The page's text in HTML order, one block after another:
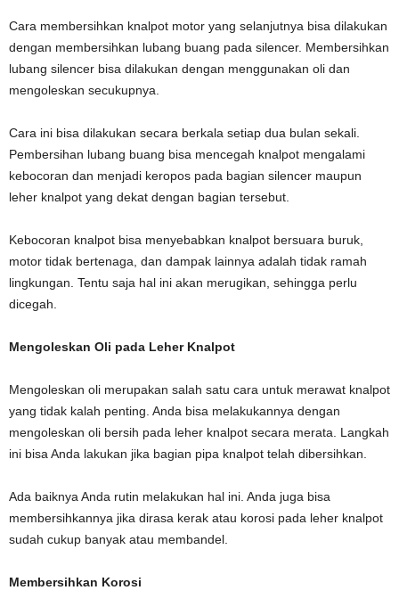
Cara membersihkan knalpot motor yang selanjutnya bisa dilakukan
dengan membersihkan lubang buang pada silencer. Membersihkan
lubang silencer bisa dilakukan dengan menggunakan oli dan
mengoleskan secukupnya.
Cara ini bisa dilakukan secara berkala setiap dua bulan sekali.
Pembersihan lubang buang bisa mencegah knalpot mengalami
kebocoran dan menjadi keropos pada bagian silencer maupun
leher knalpot yang dekat dengan bagian tersebut.
Kebocoran knalpot bisa menyebabkan knalpot bersuara buruk,
motor tidak bertenaga, dan dampak lainnya adalah tidak ramah
lingkungan. Tentu saja hal ini akan merugikan, sehingga perlu
dicegah.
Mengoleskan Oli pada Leher Knalpot
Mengoleskan oli merupakan salah satu cara untuk merawat knalpot
yang tidak kalah penting. Anda bisa melakukannya dengan
mengoleskan oli bersih pada leher knalpot secara merata. Langkah
ini bisa Anda lakukan jika bagian pipa knalpot telah dibersihkan.
Ada baiknya Anda rutin melakukan hal ini. Anda juga bisa
membersihkannya jika dirasa kerak atau korosi pada leher knalpot
sudah cukup banyak atau membandel.
Membersihkan Korosi